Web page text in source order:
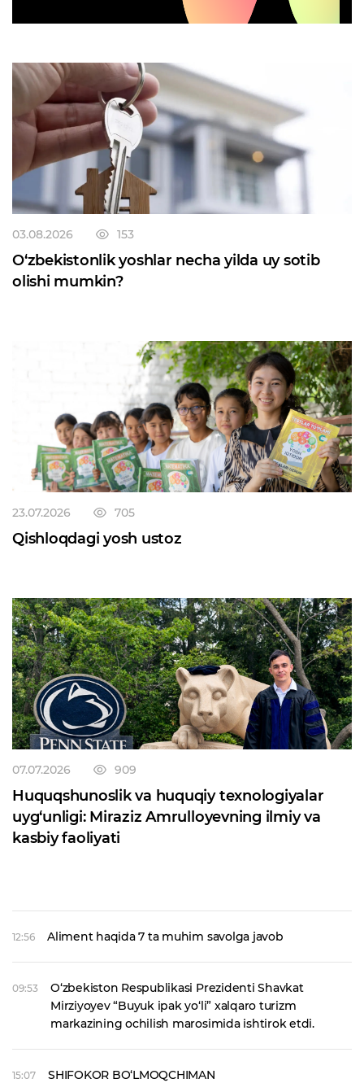
03.08.2026 153
O‘zbekistonlik yoshlar necha yilda uy sotib
olishi mumkin?
23.07.2026 705
Qishloqdagi yosh ustoz
07.07.2026 909
Huquqshunoslik va huquqiy texnologiyalar
uyg‘unligi: Miraziz Amrulloyevning ilmiy va
kasbiy faoliyati
12:56 Aliment haqida 7 ta muhim savolga javob
09:53
O‘zbekiston Respublikasi Prezidenti Shavkat
Mirziyoyev “Buyuk ipak yo‘li” xalqaro turizm
markazining ochilish marosimida ishtirok etdi.
15:07 SHIFOKOR BO‘LMOQCHIMAN